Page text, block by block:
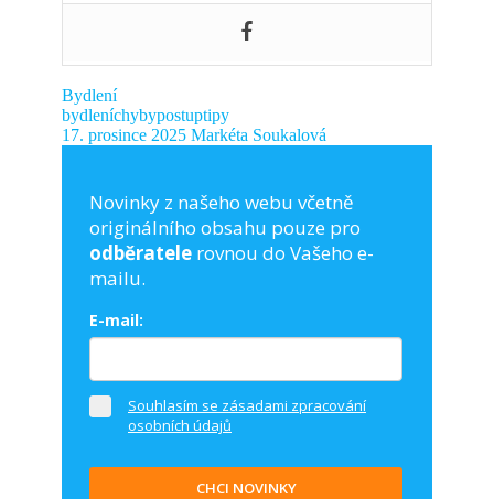
Bydlení
bydleníchybypostuptipy
17. prosince 2025 Markéta Soukalová
Novinky z našeho webu včetně
originálního obsahu pouze pro
odběratele rovnou do Vašeho e-
mailu.
E-mail:
Souhlasím se zásadami zpracování
osobních údajů
CHCI NOVINKY